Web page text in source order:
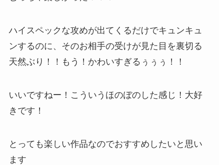
ハイスペックな攻めが出てくるだけでキュンキュ
ンするのに、そのお相手の受けが見た目を裏切る
天然ぶり！！もう！かわいすぎるぅぅぅ！！
いいですねー！こういうほのぼのした感じ！大好
きです！
とっても楽しい作品なのでおすすめしたいと思い
ます